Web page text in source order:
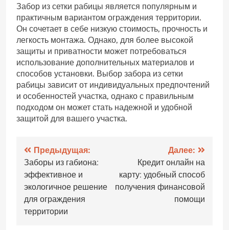
Забор из сетки рабицы является популярным и
практичным вариантом ограждения территории.
Он сочетает в себе низкую стоимость, прочность и
легкость монтажа. Однако, для более высокой
защиты и приватности может потребоваться
использование дополнительных материалов и
способов установки. Выбор забора из сетки
рабицы зависит от индивидуальных предпочтений
и особенностей участка, однако с правильным
подходом он может стать надежной и удобной
защитой для вашего участка.
Навигация
по
записям
Предыдущая:
Заборы из габиона:
эффективное и
экологичное решение
для ограждения
территории
Далее:
Кредит онлайн на
карту: удобный способ
получения финансовой
помощи